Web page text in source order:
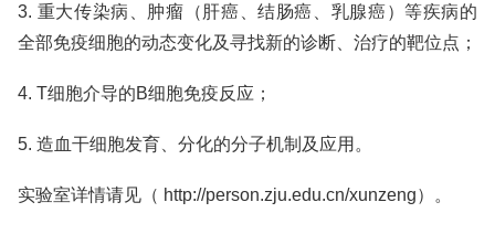
3. 重大传染病、肿瘤（肝癌、结肠癌、乳腺癌）等疾病的
全部免疫细胞的动态变化及寻找新的诊断、治疗的靶位点；
4. T细胞介导的B细胞免疫反应；
5. 造血干细胞发育、分化的分子机制及应用。
实验室详情请见（ http://person.zju.edu.cn/xunzeng）。